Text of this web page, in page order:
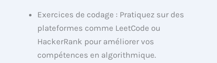
Exercices de codage : Pratiquez sur des
plateformes comme LeetCode ou
HackerRank pour améliorer vos
compétences en algorithmique.